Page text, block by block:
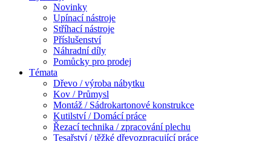
Novinky
Upínací nástroje
Stříhací nástroje
Příslušenství
Náhradní díly
Pomůcky pro prodej
Témata
Dřevo / výroba nábytku
Kov / Průmysl
Montáž / Sádrokartonové konstrukce
Kutilství / Domácí práce
Řezací technika / zpracování plechu
Tesařství / těžké dřevozpracující práce